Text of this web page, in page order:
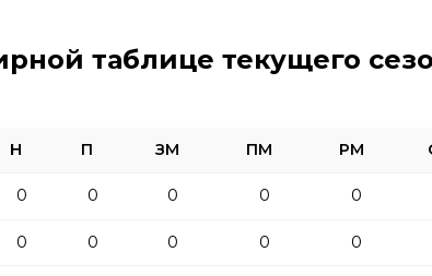
таблице текущего
Н П ЗМ ПМ РМ
0 0 0 0 0
0 0 0 0 0